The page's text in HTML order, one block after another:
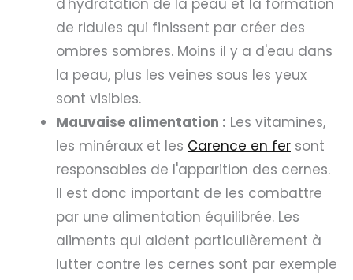
de ridules qui finissent par créer des
ombres sombres. Moins il y a d'eau dans
la peau, plus les veines sous les yeux
sont visibles.
Mauvaise alimentation : Les vitamines,
les minéraux et les Carence en fer sont
responsables de l'apparition des cernes.
Il est donc important de les combattre
par une alimentation équilibrée. Les
aliments qui aident particulièrement à
lutter contre les cernes sont par exemple